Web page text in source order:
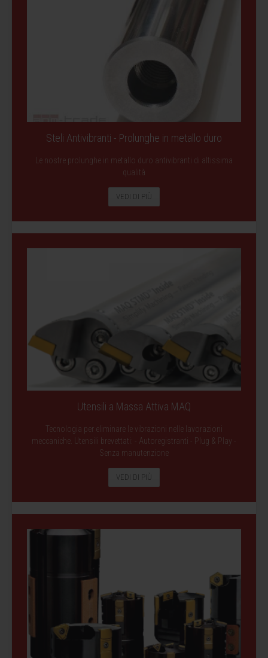
Steli Antivibranti - Prolunghe in metallo duro
Le nostre prolunghe in metallo duro antivibranti di altissima
qualità
VEDI DI PIÙ
Utensili a Massa Attiva MAQ
Tecnologia per eliminare le vibrazioni nelle lavorazioni
meccaniche. Utensili brevettati: - Autoregistranti - Plug & Play -
Senza manutenzione
VEDI DI PIÙ